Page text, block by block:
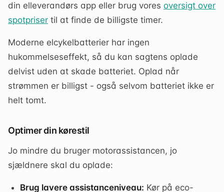
din elleverandørs app eller brug vores oversigt over
spotpriser til at finde de billigste timer.
Moderne elcykelbatterier har ingen
hukommelseseffekt, så du kan sagtens oplade
delvist uden at skade batteriet. Oplad når
strømmen er billigst - også selvom batteriet ikke er
helt tomt.
Optimer din kørestil
Jo mindre du bruger motorassistancen, jo
sjældnere skal du oplade:
Brug lavere assistanceniveau: Kør på eco-